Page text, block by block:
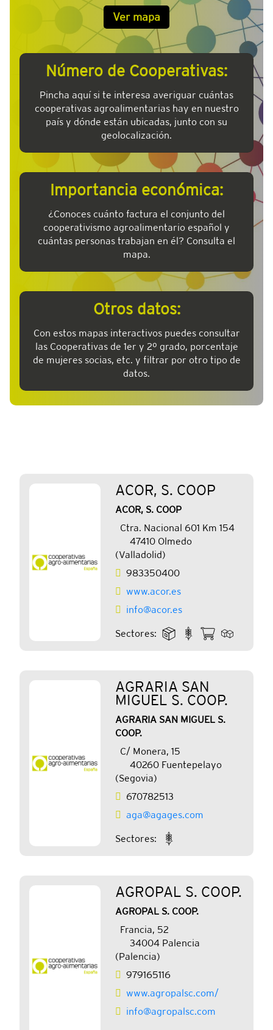
Ver mapa
Número de Cooperativas:
Pincha aquí si te interesa averiguar cuántas
cooperativas agroalimentarias hay en nuestro
país y dónde están ubicadas, junto con su
geolocalización.
Importancia económica:
¿Conoces cuánto factura el conjunto del
cooperativismo agroalimentario español y
cuántas personas trabajan en él? Consulta el
mapa.
Otros datos:
Con estos mapas interactivos puedes consultar
las Cooperativas de 1er y 2º grado, porcentaje
de mujeres socias, etc. y filtrar por otro tipo de
datos.
ACOR, S. COOP
ACOR, S. COOP
Ctra. Nacional 601 Km 154
47410 Olmedo
(Valladolid)
983350400
www.acor.es
info@acor.es
Sectores:
AGRARIA SAN
MIGUEL S. COOP.
AGRARIA SAN MIGUEL S.
COOP.
C/ Monera, 15
40260 Fuentepelayo
(Segovia)
670782513
aga@agages.com
Sectores:
AGROPAL S. COOP.
AGROPAL S. COOP.
Francia, 52
34004 Palencia
(Palencia)
979165116
www.agropalsc.com/
info@agropalsc.com